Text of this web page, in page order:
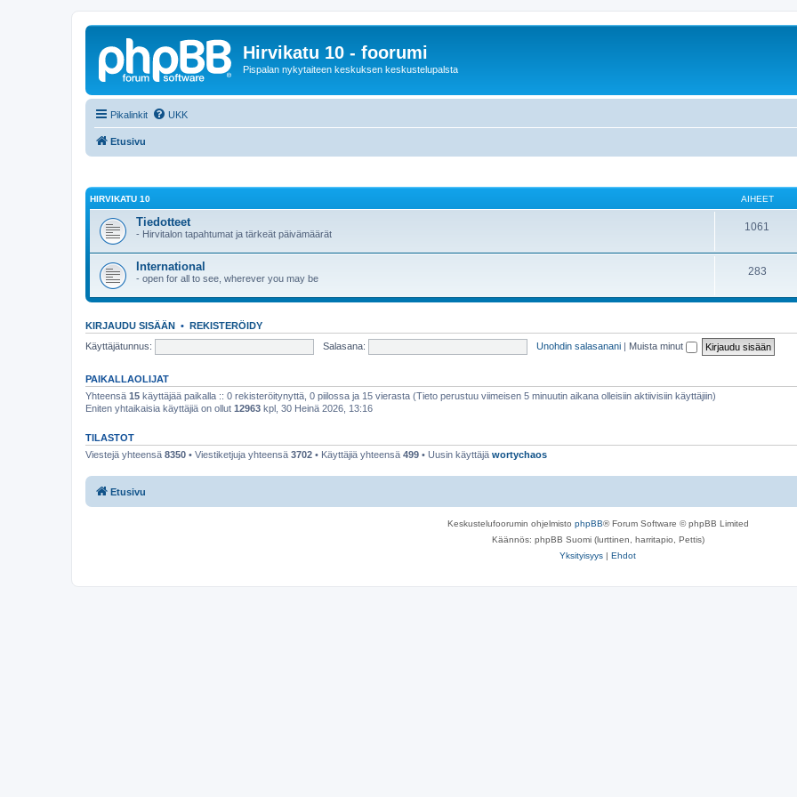
Hirvikatu 10 - foorumi
Pispalan nykytaiteen keskuksen keskustelupalsta
Pikalinkit UKK
Etusivu
HIRVIKATU 10 AIHEET
Tiedotteet
- Hirvitalon tapahtumat ja tärkeät päivämäärät
1061
International
- open for all to see, wherever you may be
283
KIRJAUDU SISÄÄN • REKISTERÖIDY
Käyttäjätunnus:
Salasana: Unohdin salasanani | Muista minut
PAIKALLAOLIJAT
Yhteensä 15 käyttäjää paikalla :: 0 rekisteröitynyttä, 0 piilossa ja 15 vierasta (Tieto perustuu viimeisen 5 minuutin aikana olleisiin aktiivisiin käyttäjiin)
Eniten yhtaikaisia käyttäjiä on ollut 12963 kpl, 30 Heinä 2026, 13:16
TILASTOT
Viestejä yhteensä 8350 • Viestiketjuja yhteensä 3702 • Käyttäjiä yhteensä 499 • Uusin käyttäjä wortychaos
Etusivu
Keskustelufoorumin ohjelmisto phpBB® Forum Software © phpBB Limited
Käännös: phpBB Suomi (lurttinen, harritapio, Pettis)
Yksityisyys | Ehdot